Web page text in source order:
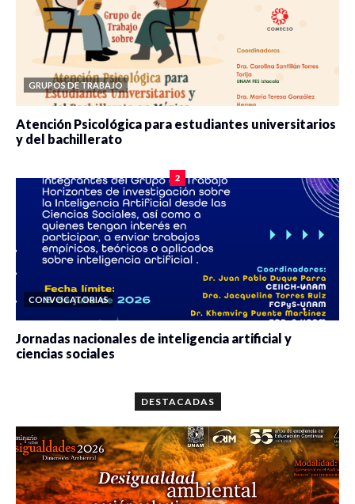
GRUPOS DE TRABAJO
Atención Psicológica para estudiantes universitarios
y del bachillerato
2
CONVOCATORIAS
Jornadas nacionales de inteligencia artificial y
ciencias sociales
DESTACADAS